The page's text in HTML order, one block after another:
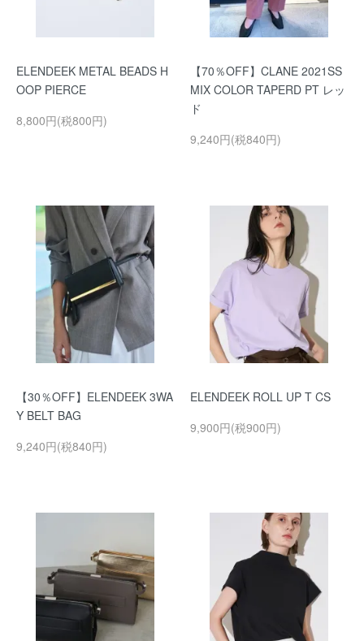
ELENDEEK METAL BEADS H
OOP PIERCE
8,800円(税800円)
【70％OFF】CLANE 2021SS
MIX COLOR TAPERD PT レッ
ド
9,240円(税840円)
【30％OFF】ELENDEEK 3WA
Y BELT BAG
9,240円(税840円)
ELENDEEK ROLL UP T CS
9,900円(税900円)